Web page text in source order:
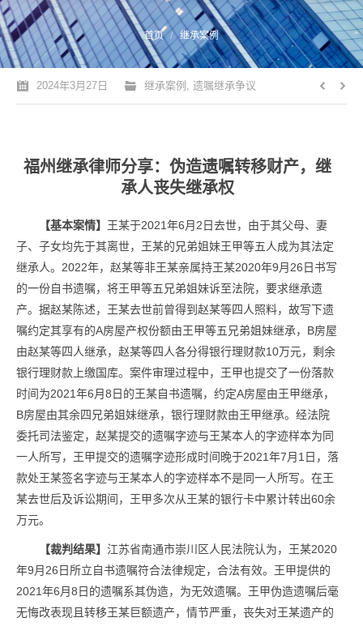
您的位置： 首页 继承案例
2024年3月27日 继承案例 , 遗嘱继承争议
福州继承律师分享：伪造遗嘱转移财产，继
承人丧失继承权
【基本案情】 王某于2021年6月2日去世，由于其父母、妻
子、子女均先于其离世，王某的兄弟姐妹王甲等五人成为其法定
继承人。2022年，赵某等非王某亲属持王某2020年9月26日书写
的一份自书遗嘱，将王甲等五兄弟姐妹诉至法院，要求继承遗
产。据赵某陈述，王某去世前曾得到赵某等四人照料，故写下遗
嘱约定其享有的A房屋产权份额由王甲等五兄弟姐妹继承，B房屋
由赵某等四人继承，赵某等四人各分得银行理财款10万元，剩余
银行理财款上缴国库。案件审理过程中，王甲也提交了一份落款
时间为2021年6月8日的王某自书遗嘱，约定A房屋由王甲继承，
B房屋由其余四兄弟姐妹继承，银行理财款由王甲继承。经法院
委托司法鉴定，赵某提交的遗嘱字迹与王某本人的字迹样本为同
一人所写，王甲提交的遗嘱字迹形成时间晚于2021年7月1日，落
款处王某签名字迹与王某本人的字迹样本不是同一人所写。在王
某去世后及诉讼期间，王甲多次从王某的银行卡中累计转出60余
万元。
【裁判结果】 江苏省南通市崇川区人民法院认为，王某2020
年9月26日所立自书遗嘱符合法律规定，合法有效。王甲提供的
2021年6月8日的遗嘱系其伪造，为无效遗嘱。王甲伪造遗嘱后毫
无悔改表现且转移王某巨额遗产，情节严重，丧失对王某遗产的